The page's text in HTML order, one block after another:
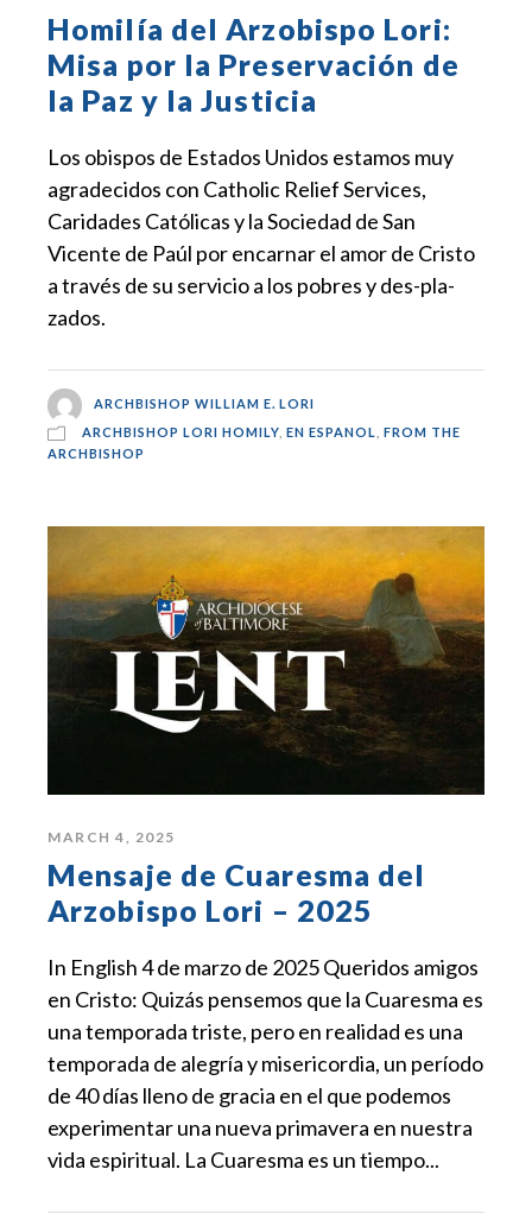
Homilía del Arzobispo Lori:
Misa por la Preservación de
la Paz y la Justicia
Los obispos de Estados Unidos estamos muy
agradecidos con Catholic Relief Services,
Caridades Católicas y la Sociedad de San
Vicente de Paúl por encarnar el amor de Cristo
a través de su servicio a los pobres y des-pla-
zados.
ARCHBISHOP WILLIAM E. LORI
ARCHBISHOP LORI HOMILY EN ESPANOL
FROM THE
ARCHBISHOP
MARCH 4, 2025
Mensaje de Cuaresma del
Arzobispo Lori – 2025
In English 4 de marzo de 2025 Queridos amigos
en Cristo: Quizás pensemos que la Cuaresma es
una temporada triste, pero en realidad es una
temporada de alegría y misericordia, un período
de 40 días lleno de gracia en el que podemos
experimentar una nueva primavera en nuestra
vida espiritual. La Cuaresma es un tiempo...